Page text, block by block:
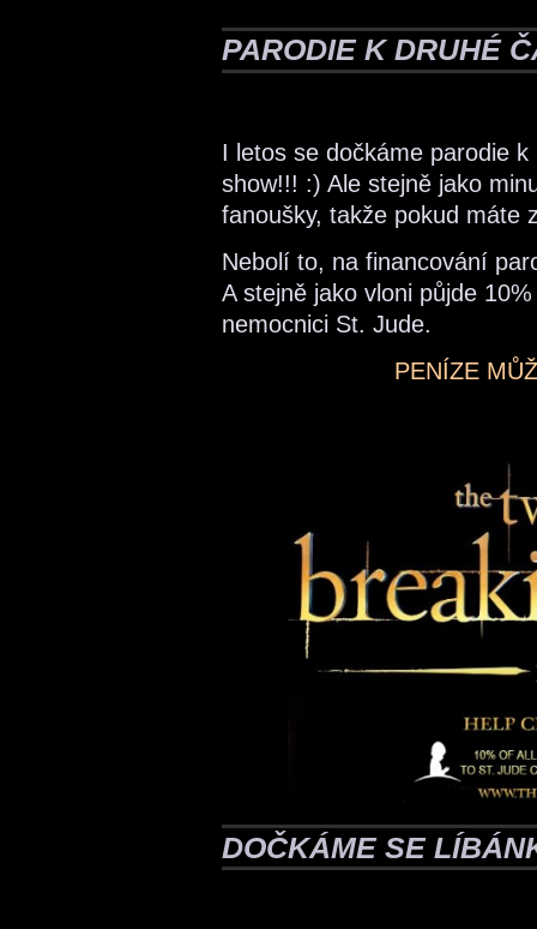
PARODIE K DRUHÉ
I letos se dočkáme parodie
show!!! :) Ale stejně jako
fanoušky, takže pokud máte
Nebolí to, na financování
A stejně jako vloni půjde
nemocnici St. Jude.
PENÍZE
DOČKÁME SE